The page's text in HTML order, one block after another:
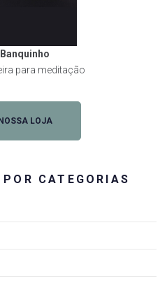
Banquinho
para meditação
LOJA
CATEGORIAS